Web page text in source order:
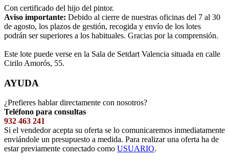
Con certificado del hijo del pintor.
Aviso importante: Debido al cierre de nuestras oficinas del 7 al 30
de agosto, los plazos de gestión, recogida y envío de los lotes
podrán ser superiores a los habituales. Gracias por la comprensión.
Este lote puede verse en la Sala de Setdart Valencia situada en calle
Cirilo Amorós, 55.
AYUDA
¿Prefieres hablar directamente con nosotros?
Teléfono para consultas
932 463 241
Si el vendedor acepta su oferta se lo comunicaremos inmediatamente
enviándole un presupuesto a medida. Para realizar una oferta ha de
estar previamente conectado como USUARIO.